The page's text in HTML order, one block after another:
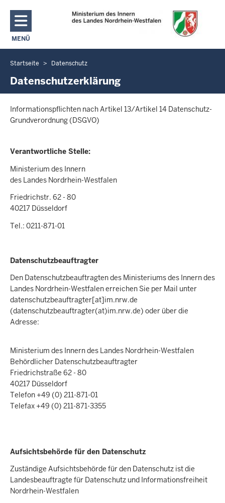
Direkt zum Inhalt
MENÜ
NAVIGATION AKTIVIEREN/DEAKTIVIEREN: MAIN MENU
Sie
befinden
Startseite Datenschutz
Datenschutzerklärung
Informationspflichten nach Artikel 13/Artikel 14 Datenschutz-
Grundverordnung (DSGVO)
Verantwortliche Stelle:
Ministerium des Innern
des Landes Nordrhein-Westfalen
Friedrichstr. 62 - 80
40217 Düsseldorf
Tel.: 0211-871-01
Datenschutzbeauftragter
Den Datenschutzbeauftragten des Ministeriums des Innern des
Landes Nordrhein-Westfalen erreichen Sie per Mail unter
datenschutzbeauftragter[at]im.nrw.de
(datenschutzbeauftragter(at)im.nrw.de) oder über die
Adresse:
Ministerium des Innern des Landes Nordrhein-Westfalen
Behördlicher Datenschutzbeauftragter
Friedrichstraße 62 - 80
40217 Düsseldorf
Telefon +49 (0) 211-871-01
Telefax +49 (0) 211-871-3355
Aufsichtsbehörde für den Datenschutz
Zuständige Aufsichtsbehörde für den Datenschutz ist die
Landesbeauftragte für Datenschutz und Informationsfreiheit
Nordrhein-Westfalen